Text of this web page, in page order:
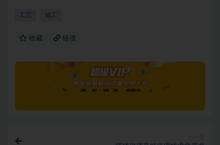
工艺 施工
收藏 链接